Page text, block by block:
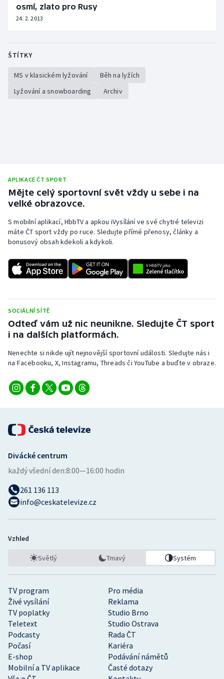
osmí, zlato pro Rusy
24. 2. 2013
ŠTÍTKY
MS v klasickém lyžování
Běh na lyžích
Lyžování a snowboarding
Archiv
APLIKACE ČT SPORT
Mějte celý sportovní svět vždy u sebe i na
velké obrazovce.
S mobilní aplikací, HbbTV a apkou iVysílání ve své chytré televizi
máte ČT sport vždy po ruce. Sledujte přímé přenosy, články a
bonusový obsah kdekoli a kdykoli.
SOCIÁLNÍ SÍTĚ
Odteď vám už nic neunikne. Sledujte ČT sport
i na dalších platformách.
Nenechte si nikde ujít nejnovější sportovní události. Sledujte nás i
na Facebooku, X, Instagramu, Threads či YouTube a buďte v obraze.
TV program
Pro média
Živé vysílání
Reklama
TV poplatky
Studio Brno
Teletext
Studio Ostrava
Podcasty
Rada ČT
Počasí
Kariéra
E-shop
Podávání námětů
Mobilní a TV aplikace
Časté dotazy
Divácké centrum
každý všední den:8:00—16:00 hodin
261 136 113
info@ceskatelevize.cz
Vzhled
Světlý Tmavý Systém